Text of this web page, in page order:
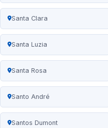
Santa Clara
Santa Luzia
Santa Rosa
Santo André
Santos Dumont